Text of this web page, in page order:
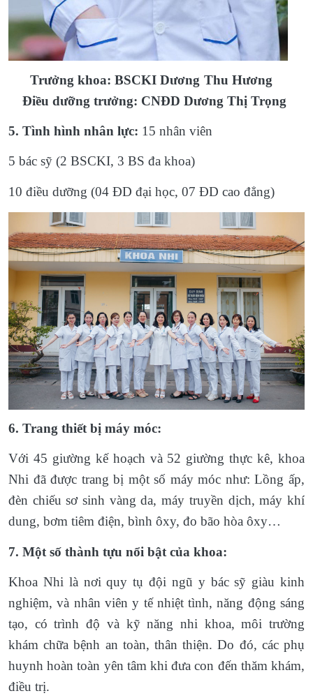
Trưởng khoa: BSCKI Dương Thu Hương
Điều dưỡng trưởng: CNĐD Dương Thị Trọng
5. Tình hình nhân lực: 15 nhân viên
5 bác sỹ (2 BSCKI, 3 BS đa khoa)
10 điều dưỡng (04 ĐD đại học, 07 ĐD cao đẳng)
6. Trang thiết bị máy móc:
Với 45 giường kế hoạch và 52 giường thực kê, khoa
Nhi đã được trang bị một số máy móc như: Lồng ấp,
đèn chiếu sơ sinh vàng da, máy truyền dịch, máy khí
dung, bơm tiêm điện, bình ôxy, đo bão hòa ôxy…
7. Một số thành tựu nổi bật của khoa:
Khoa Nhi là nơi quy tụ đội ngũ y bác sỹ giàu kinh
nghiệm, và nhân viên y tế nhiệt tình, năng động sáng
tạo, có trình độ và kỹ năng nhi khoa, môi trường
khám chữa bệnh an toàn, thân thiện. Do đó, các phụ
huynh hoàn toàn yên tâm khi đưa con đến thăm khám,
điều trị.